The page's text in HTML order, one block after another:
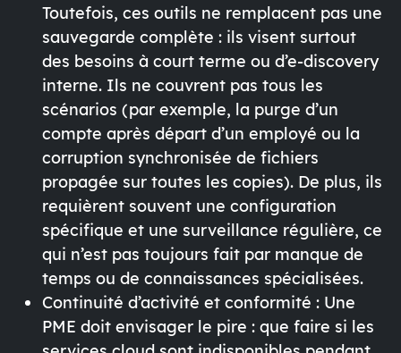
Toutefois, ces outils ne remplacent pas une
sauvegarde complète : ils visent surtout
des besoins à court terme ou d’e-discovery
interne. Ils ne couvrent pas tous les
scénarios (par exemple, la purge d’un
compte après départ d’un employé ou la
corruption synchronisée de fichiers
propagée sur toutes les copies). De plus, ils
requièrent souvent une configuration
spécifique et une surveillance régulière, ce
qui n’est pas toujours fait par manque de
temps ou de connaissances spécialisées.
Continuité d’activité et conformité : Une
PME doit envisager le pire : que faire si les